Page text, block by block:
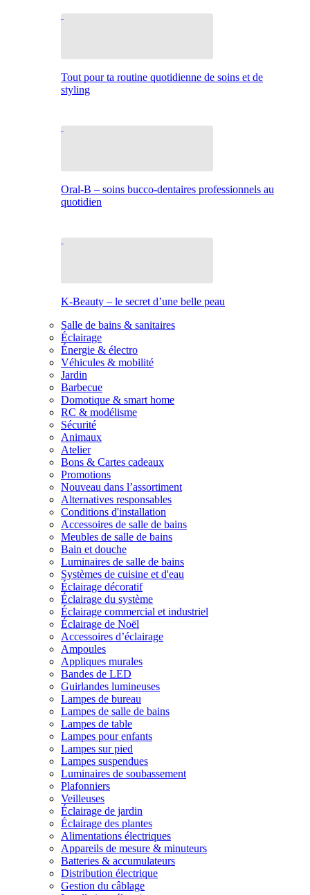
Tout pour ta routine quotidienne de soins et de
styling
Oral-B – soins bucco-dentaires professionnels au
quotidien
K-Beauty – le secret d’une belle peau
Salle de bains & sanitaires
Éclairage
Énergie & électro
Véhicules & mobilité
Jardin
Barbecue
Domotique & smart home
RC & modélisme
Sécurité
Animaux
Atelier
Bons & Cartes cadeaux
Promotions
Nouveau dans l’assortiment
Alternatives responsables
Conditions d'installation
Accessoires de salle de bains
Meubles de salle de bains
Bain et douche
Luminaires de salle de bains
Systèmes de cuisine et d'eau
Éclairage décoratif
Éclairage du système
Éclairage commercial et industriel
Éclairage de Noël
Accessoires d’éclairage
Ampoules
Appliques murales
Bandes de LED
Guirlandes lumineuses
Lampes de bureau
Lampes de salle de bains
Lampes de table
Lampes pour enfants
Lampes sur pied
Lampes suspendues
Luminaires de soubassement
Plafonniers
Veilleuses
Éclairage de jardin
Éclairage des plantes
Alimentations électriques
Appareils de mesure & minuteurs
Batteries & accumulateurs
Distribution électrique
Gestion du câblage